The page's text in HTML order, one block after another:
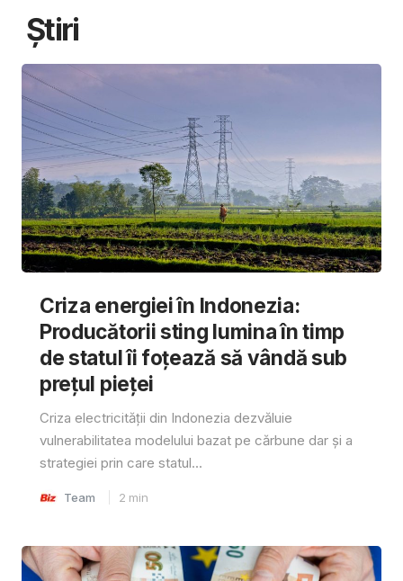
Știri
Criza energiei în Indonezia:
Producătorii sting lumina în timp
de statul îi foțează să vândă sub
prețul pieței
Criza electricității din Indonezia dezvăluie
vulnerabilitatea modelului bazat pe cărbune dar și a
strategiei prin care statul...
Team 2 min